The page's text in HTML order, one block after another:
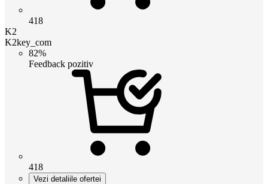
418
K2
K2key_com
82%
Feedback pozitiv
418
Vezi detaliile ofertei